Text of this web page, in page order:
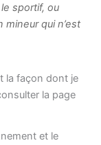
sportif, ou
mineur qui n’est
la façon dont je
la page
et le